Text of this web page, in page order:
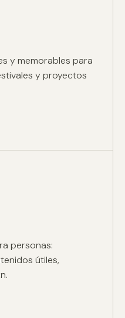
y memorables para
y proyectos
personas:
útiles,